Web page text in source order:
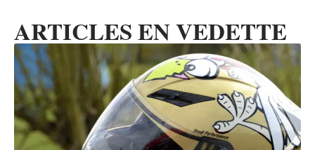
ARTICLES EN VEDETTE